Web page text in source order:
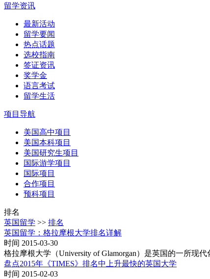
留学资讯
最新活动
留学要闻
热点话题
选校指南
签证资讯
奖学金
语言考试
留学生活
项目导航
美国高中项目
美国本科项目
美国研究生项目
国际游学项目
国际项目
合作项目
预科项目
排名
英国留学 >> 排名
英国留学：格拉摩根大学排名详解
时间 2015-03-30
格拉摩根大学（University of Glamorgan）是英国的一所现
盘点2015年《TIMES》排名中上升最快的英国大学
时间 2015-02-03